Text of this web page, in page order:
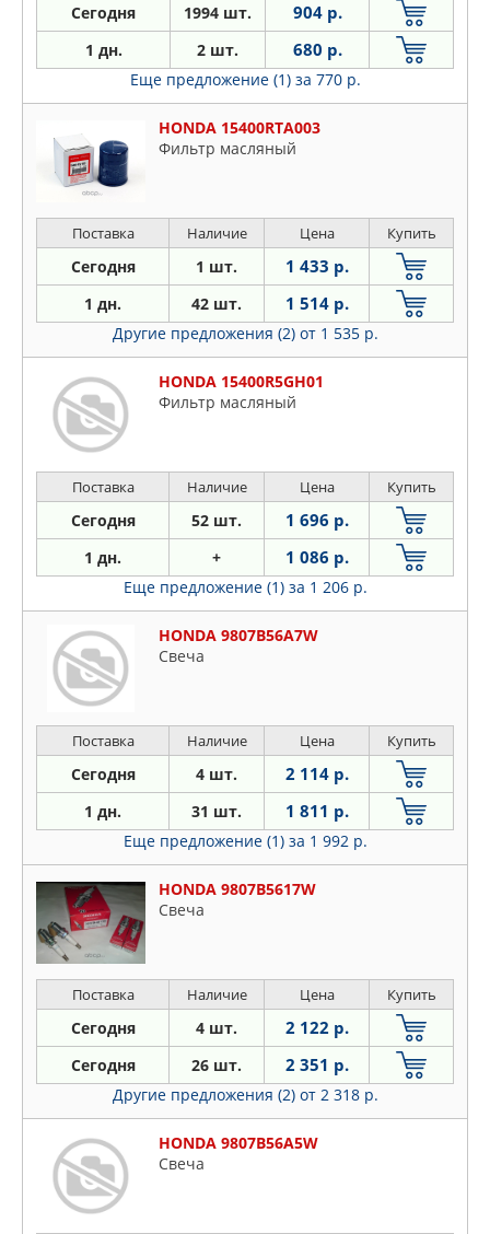
Сегодня 1994 шт. 904 р.
1 дн. 2 шт. 680 р.
Еще предложение (1) за 770 р.
HONDA 15400RTA003
Фильтр масляный
Поставка Наличие Цена Купить
Сегодня 1 шт. 1 433 р.
1 дн. 42 шт. 1 514 р.
Другие предложения (2) от 1 535 р.
HONDA 15400R5GH01
Фильтр масляный
Поставка Наличие Цена Купить
Сегодня 52 шт. 1 696 р.
1 дн. + 1 086 р.
Еще предложение (1) за 1 206 р.
HONDA 9807B56A7W
Свеча
Поставка Наличие Цена Купить
Сегодня 4 шт. 2 114 р.
1 дн. 31 шт. 1 811 р.
Еще предложение (1) за 1 992 р.
HONDA 9807B5617W
Свеча
Поставка Наличие Цена Купить
Сегодня 4 шт. 2 122 р.
Сегодня 26 шт. 2 351 р.
Другие предложения (2) от 2 318 р.
HONDA 9807B56A5W
Свеча